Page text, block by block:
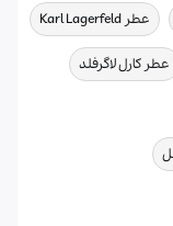
, عطر Karl Lagerfeld ,
عطر کارل لاگرفلد ,
,